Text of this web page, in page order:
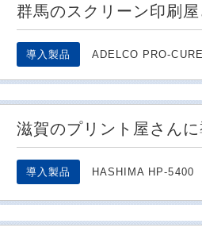
群馬のスクリーン印刷
導入製品 ADELCO PRO-
滋賀のプリント屋さん
導入製品 HASHIMA HP-5400